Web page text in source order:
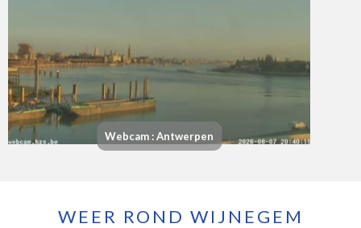
Webcam : Antwerpen
WEER ROND WIJNEGEM